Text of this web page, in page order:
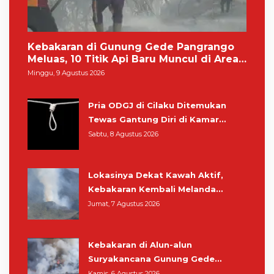
Kebakaran di Gunung Gede Pangrango
Meluas, 10 Titik Api Baru Muncul di Area
Kawah Wadon
Minggu, 9 Agustus 2026
Pria ODGJ di Cilaku Ditemukan
Tewas Gantung Diri di Kamar
Mandi
Sabtu, 8 Agustus 2026
Lokasinya Dekat Kawah Aktif,
Kebakaran Kembali Melanda
Kawasan Gunung Gede Pangrango
Jumat, 7 Agustus 2026
Kebakaran di Alun-alun
Suryakancana Gunung Gede